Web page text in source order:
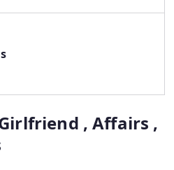
, Affairs ,